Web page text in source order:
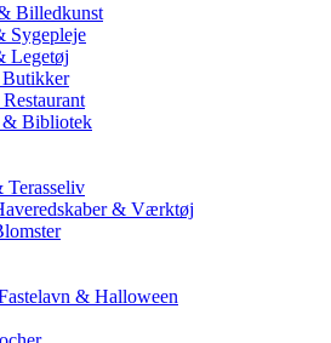
Billedkunst
Sygepleje
Legetøj
Bibliotek
Terasseliv
& Værktøj
& Halloween